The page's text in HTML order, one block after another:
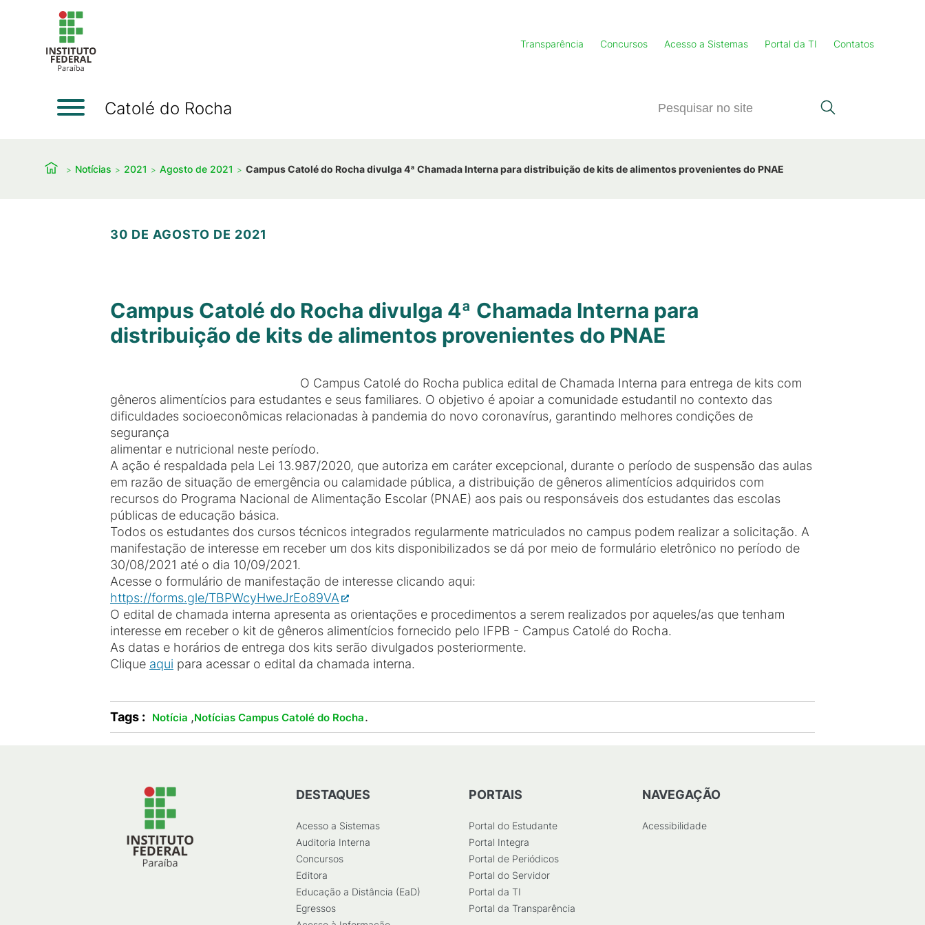
Transparência Concursos Acesso a Sistemas Portal da TI Contatos
Catolé do Rocha
Notícias 2021 Agosto de 2021 Campus Catolé do Rocha divulga 4ª Chamada Interna para distribuição de kits de alimentos provenientes do PNAE
30 DE AGOSTO DE 2021
Campus Catolé do Rocha divulga 4ª Chamada Interna para
distribuição de kits de alimentos provenientes do PNAE
O Campus Catolé do Rocha publica edital de Chamada Interna para entrega de kits com
gêneros alimentícios para estudantes e seus familiares. O objetivo é apoiar a comunidade estudantil no contexto das
dificuldades socioeconômicas relacionadas à pandemia do novo coronavírus, garantindo melhores condições de
segurança
alimentar e nutricional neste período.
A ação é respaldada pela Lei 13.987/2020, que autoriza em caráter excepcional, durante o período de suspensão das aulas
em razão de situação de emergência ou calamidade pública, a distribuição de gêneros alimentícios adquiridos com
recursos do Programa Nacional de Alimentação Escolar (PNAE) aos pais ou responsáveis dos estudantes das escolas
públicas de educação básica.
Todos os estudantes dos cursos técnicos integrados regularmente matriculados no campus podem realizar a solicitação. A
manifestação de interesse em receber um dos kits disponibilizados se dá por meio de formulário eletrônico no período de
30/08/2021 até o dia 10/09/2021.
Acesse o formulário de manifestação de interesse clicando aqui:
https://forms.gle/TBPWcyHweJrEo89VA
O edital de chamada interna apresenta as orientações e procedimentos a serem realizados por aqueles/as que tenham
interesse em receber o kit de gêneros alimentícios fornecido pelo IFPB - Campus Catolé do Rocha.
As datas e horários de entrega dos kits serão divulgados posteriormente.
Clique aqui para acessar o edital da chamada interna.
Tags : Notícia ,Notícias Campus Catolé do Rocha.
DESTAQUES
Acesso a Sistemas
Auditoria Interna
Concursos
Editora
Educação a Distância (EaD)
Egressos
PORTAIS
Portal do Estudante
Portal Integra
Portal de Periódicos
Portal do Servidor
Portal da TI
Portal da Transparência
NAVEGAÇÃO
Acessibilidade